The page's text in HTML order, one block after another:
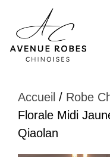
contenu
Accueil / Robe
Florale Midi
Qiaolan